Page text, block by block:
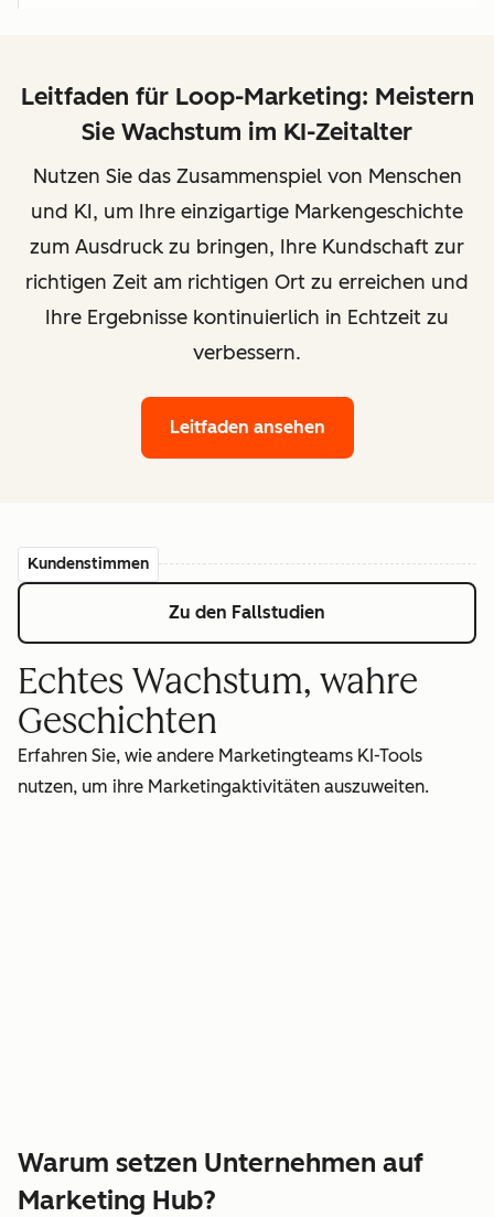
Leitfaden für Loop-Marketing: Meistern
Sie Wachstum im KI-Zeitalter
Nutzen Sie das Zusammenspiel von Menschen
und KI, um Ihre einzigartige Markengeschichte
zum Ausdruck zu bringen, Ihre Kundschaft zur
richtigen Zeit am richtigen Ort zu erreichen und
Ihre Ergebnisse kontinuierlich in Echtzeit zu
verbessern.
Leitfaden ansehen
Kundenstimmen
Zu den Fallstudien
Echtes Wachstum, wahre
Geschichten
Erfahren Sie, wie andere Marketingteams KI-Tools
nutzen, um ihre Marketingaktivitäten auszuweiten.
Warum setzen Unternehmen auf
Marketing Hub?